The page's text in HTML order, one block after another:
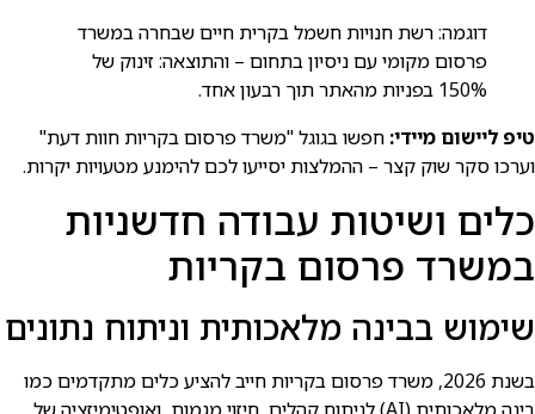
דוגמה: רשת חנויות חשמל בקרית חיים שבחרה במשרד
פרסום מקומי עם ניסיון בתחום – והתוצאה: זינוק של
150% בפניות מהאתר תוך רבעון אחד.
טיפ ליישום מיידי: חפשו בגוגל "משרד פרסום בקריות חוות דעת"
וערכו סקר שוק קצר – ההמלצות יסייעו לכם להימנע מטעויות יקרות.
כלים ושיטות עבודה חדשניות
במשרד פרסום בקריות
שימוש בבינה מלאכותית וניתוח נתונים
בשנת 2026, משרד פרסום בקריות חייב להציע כלים מתקדמים כמו